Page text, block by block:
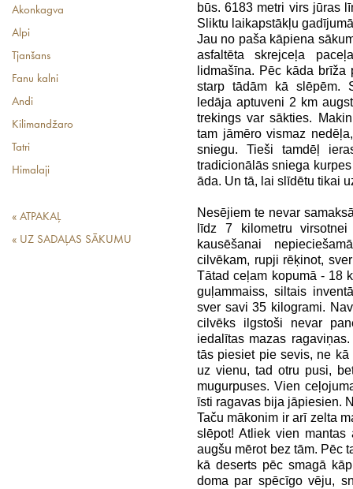
Akonkagva
Alpi
Tjanšans
Fanu kalni
Andi
Kilimandžaro
Tatri
Himalaji
« ATPAKAĻ
« UZ SADAĻAS SĀKUMU
būs. 6183 metri virs jūras
Sliktu laikapstākļu
Jau no paša kāpiena
asfaltēta skrejceļa
lidmašīna. Pēc kāda
starp tādām kā slēpēm.
ledāja aptuveni 2 km
trekings var sākties.
tam jāmēro vismaz
sniegu. Tieši tamdēļ
tradicionālās sniega
āda. Un tā, lai slīdētu tikai
Nesējiem te nevar
līdz 7 kilometru
kausēšanai
cilvēkam, rupji rēķinot,
Tātad ceļam kopumā - 18
guļammaiss, siltais
sver savi 35 kilogrami.
cilvēks ilgstoši nevar
iedalītas mazas
tās piesiet pie sevis, ne
uz vienu, tad otru pusi,
mugurpuses. Vien
īsti ragavas bija jāpiesien.
Taču mākonim ir arī zelta
slēpot! Atliek vien mantas
augšu mērot bez tām. Pēc
kā deserts pēc smagā
doma par spēcīgo vēju,